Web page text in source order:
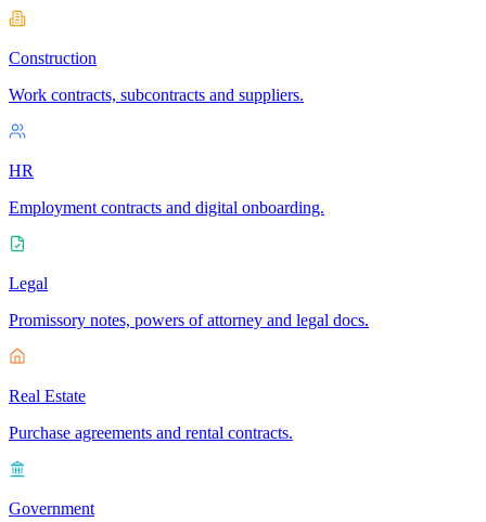
Construction
Work contracts, subcontracts and suppliers.
HR
Employment contracts and digital onboarding.
Legal
Promissory notes, powers of attorney and legal docs.
Real Estate
Purchase agreements and rental contracts.
Government